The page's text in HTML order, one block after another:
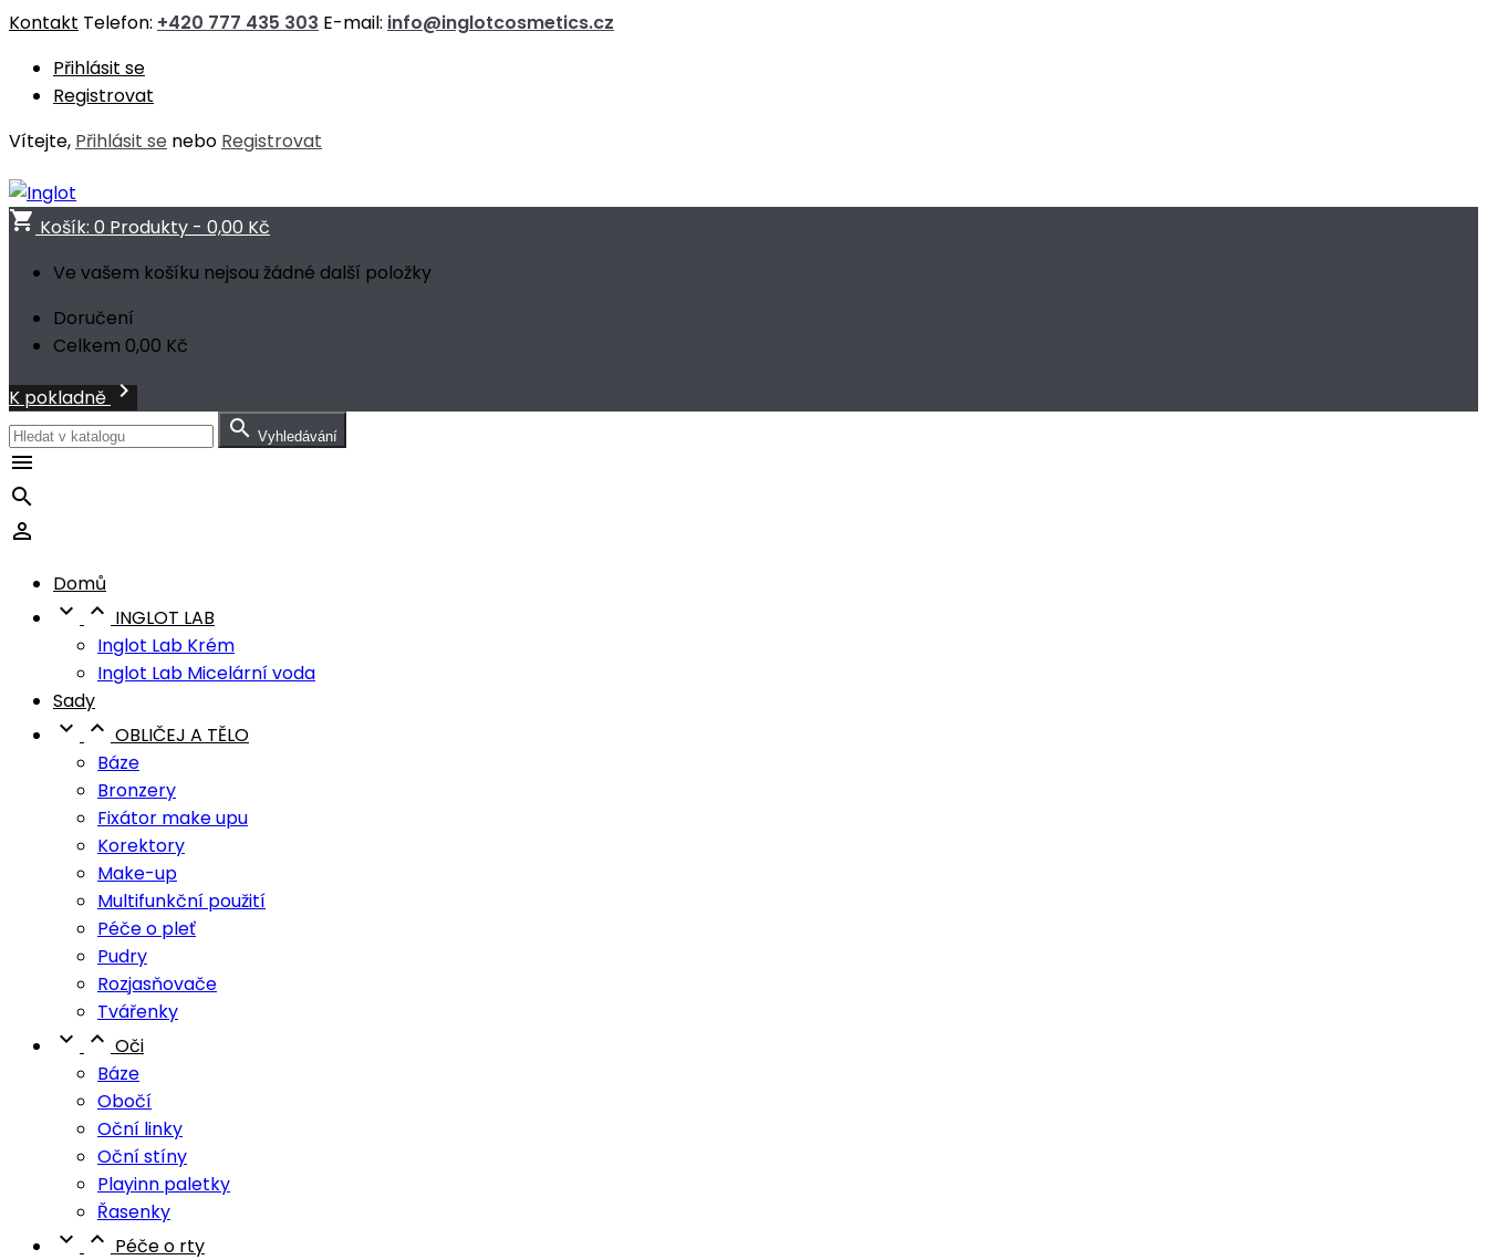
Kontakt Telefon: +420 777 435 303 E-mail: info@inglotcosmetics.cz
Přihlásit se
Registrovat
Vítejte, Přihlásit se nebo Registrovat
shopping_cart Košík: 0 Produkty - 0,00 Kč
Ve vašem košíku nejsou žádné další položky
Doručení
Celkem 0,00 Kč
K pokladně
 Vyhledávání



Domů
  INGLOT LAB
Inglot Lab Krém
Inglot Lab Micelární voda
Sady
  OBLIČEJ A TĚLO
Báze
Bronzery
Fixátor make upu
Korektory
Make-up
Multifunkční použití
Péče o pleť
Pudry
Rozjasňovače
Tvářenky
  Oči
Báze
Obočí
Oční linky
Oční stíny
Playinn paletky
Řasenky
  Péče o rty